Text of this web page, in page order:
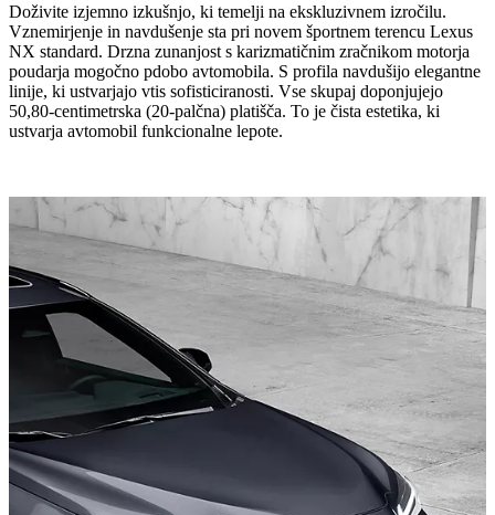
Doživite izjemno izkušnjo, ki temelji na ekskluzivnem izročilu.
Vznemirjenje in navdušenje sta pri novem športnem terencu Lexus
NX standard. Drzna zunanjost s karizmatičnim zračnikom motorja
poudarja mogočno pdobo avtomobila. S profila navdušijo elegantne
linije, ki ustvarjajo vtis sofisticiranosti. Vse skupaj doponjujejo
50,80-centimetrska (20-palčna) platišča. To je čista estetika, ki
ustvarja avtomobil funkcionalne lepote.